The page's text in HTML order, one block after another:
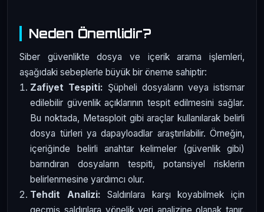
Neden Önemlidir?
Siber güvenlikte dosya ve içerik arama işlemleri,
aşağıdaki sebeplerle büyük bir öneme sahiptir:
Zafiyet Tespiti: Şüpheli dosyaların veya istismar
edilebilir güvenlik açıklarının tespit edilmesini sağlar.
Bu noktada, Metasploit gibi araçlar kullanılarak belirli
dosya türleri ya dapayloadlar araştırılabilir. Örneğin,
içeriğinde belirli anahtar kelimeler (güvenlik gibi)
barındıran dosyaların tespiti, potansiyel risklerin
belirlenmesine yardımcı olur.
Tehdit Analizi: Saldırılara karşı koyabilmek için
geçmiş saldırılara yönelik veri analizine olanak tanır.